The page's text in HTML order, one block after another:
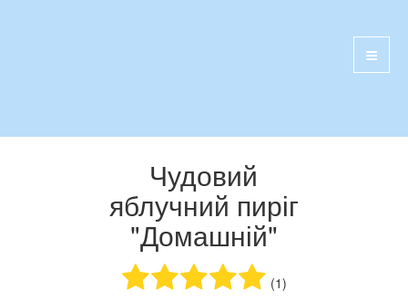
Чудовий
яблучний пиріг
"Домашній"
(1)